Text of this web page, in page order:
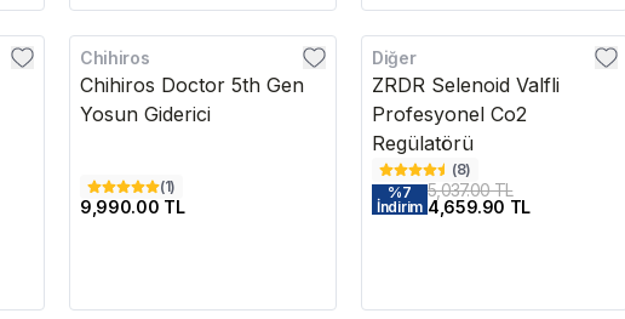
Kargo Bedava
Chihiros
Chihiros Doctor 5th Gen
Yosun Giderici
(1)
9,990.00 TL
Kargo Bedava
Diğer
ZRDR Selenoid Valfli
Profesyonel Co2
Regülatörü
(8)
%7
İndirim
5,037.00 TL
4,659.90 TL